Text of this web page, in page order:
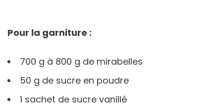
Pour la garniture :
700 g à 800 g de mirabelles
50 g de sucre en poudre
1 sachet de sucre vanillé